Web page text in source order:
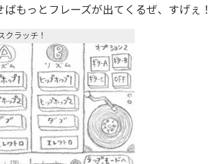
もっとフレーズが出てくるぜ、すげぇ！
クラッチ！